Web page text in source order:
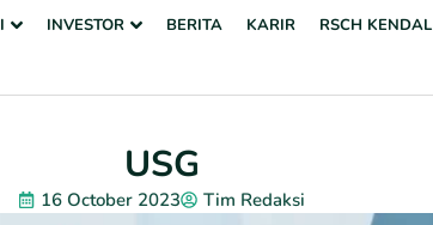
INVESTOR BERITA KARIR RSCH KENDAL
USG
16 October 2023 Tim Redaksi